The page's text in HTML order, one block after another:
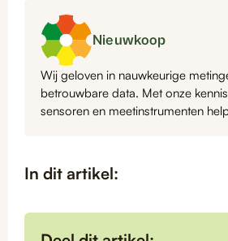
Nieuwkoop
Wij geloven in nauwkeurige
betrouwbare data. Met onze
sensoren en meetinstrumenten
In dit artikel: